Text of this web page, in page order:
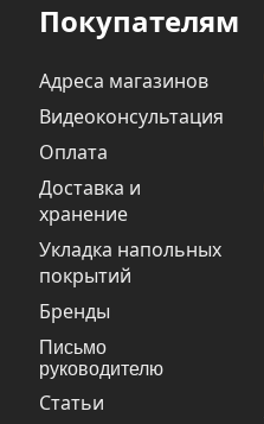
Покупателям
Адреса магазинов
Видеоконсультация
Оплата
Доставка и
хранение
Укладка напольных
покрытий
Бренды
Письмо
руководителю
Статьи